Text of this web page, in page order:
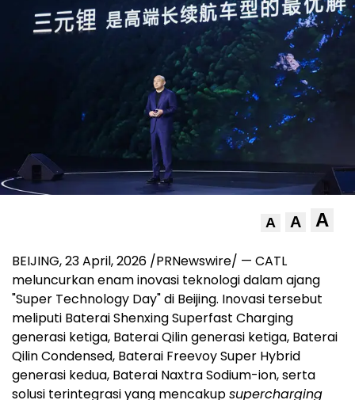
A A A
BEIJING,23 April, 2026 /PRNewswire/ — CATL
meluncurkan enam inovasi teknologi dalam ajang
"Super Technology Day" di Beijing. Inovasi tersebut
meliputi Baterai Shenxing Superfast Charging
generasi ketiga, Baterai Qilin generasi ketiga, Baterai
Qilin Condensed, Baterai Freevoy Super Hybrid
generasi kedua, Baterai Naxtra Sodium-ion, serta
solusi terintegrasi yang mencakupsupercharging